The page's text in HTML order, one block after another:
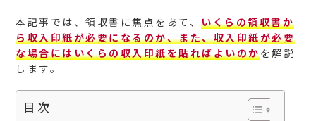
本記事では、領収書に焦点をあて、いくらの領収書か
ら収入印紙が必要になるのか、また、収入印紙が必要
な場合にはいくらの収入印紙を貼ればよいのかを解説
します。
目次